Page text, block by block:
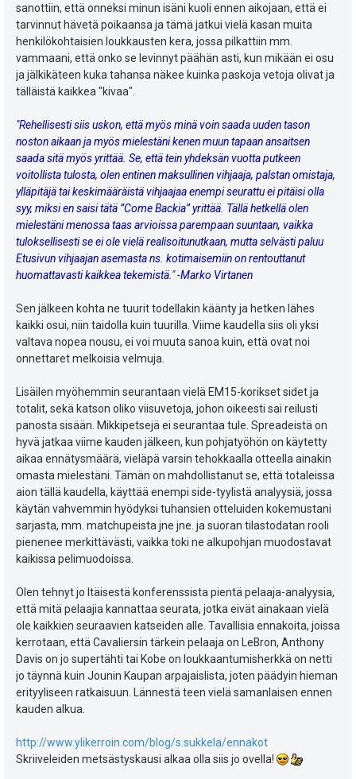
sanottiin, että onneksi minun isäni kuoli ennen aikojaan, että ei
tarvinnut hävetä poikaansa ja tämä jatkui vielä kasan muita
henkilökohtaisien loukkausten kera, jossa pilkattiin mm.
vammaani, että onko se levinnyt päähän asti, kun mikään ei osu
ja jälkikäteen kuka tahansa näkee kuinka paskoja vetoja olivat ja
tälläistä kaikkea "kivaa".
"Rehellisesti siis uskon, että myös minä voin saada uuden tason
noston aikaan ja myös mielestäni kenen muun tapaan ansaitsen
saada sitä myös yrittää. Se, että tein yhdeksän vuotta putkeen
voitollista tulosta, olen entinen maksullinen vihjaaja, palstan omistaja,
ylläpitäjä tai keskimääräistä vihjaajaa enempi seurattu ei pitäisi olla
syy, miksi en saisi tätä ”Come Backia” yrittää. Tällä hetkellä olen
mielestäni menossa taas arvioissa parempaan suuntaan, vaikka
tuloksellisesti se ei ole vielä realisoitunutkaan, mutta selvästi paluu
Etusivun vihjaajan asemasta ns. kotimaisemiin on rentouttanut
huomattavasti kaikkea tekemistä." -Marko Virtanen
Sen jälkeen kohta ne tuurit todellakin käänty ja hetken lähes
kaikki osui, niin taidolla kuin tuurilla. Viime kaudella siis oli yksi
valtava nopea nousu, ei voi muuta sanoa kuin, että ovat noi
onnettaret melkoisia velmuja.
Lisäilen myöhemmin seurantaan vielä EM15-korikset sidet ja
totalit, sekä katson oliko viisuvetoja, johon oikeesti sai reilusti
panosta sisään. Mikkipetsejä ei seurantaa tule. Spreadeistä on
hyvä jatkaa viime kauden jälkeen, kun pohjatyöhön on käytetty
aikaa ennätysmäärä, vieläpä varsin tehokkaalla otteella ainakin
omasta mielestäni. Tämän on mahdollistanut se, että totaleissa
aion tällä kaudella, käyttää enempi side-tyylistä analyysiä, jossa
käytän vahvemmin hyödyksi tuhansien otteluiden kokemustani
sarjasta, mm. matchupeista jne jne. ja suoran tilastodatan rooli
pienenee merkittävästi, vaikka toki ne alkupohjan muodostavat
kaikissa pelimuodoissa.
Olen tehnyt jo Itäisestä konferenssista pientä pelaaja-analyysia,
että mitä pelaajia kannattaa seurata, jotka eivät ainakaan vielä
ole kaikkien seuraavien katseiden alle. Tavallisia ennakoita, joissa
kerrotaan, että Cavaliersin tärkein pelaaja on LeBron, Anthony
Davis on jo supertähti tai Kobe on loukkaantumisherkkä on netti
jo täynnä kuin Jounin Kaupan arpajaislista, joten päädyin hieman
erityyliseen ratkaisuun. Lännestä teen vielä samanlaisen ennen
kauden alkua.
http://www.ylikerroin.com/blog/s.sukkela/ennakot
Skriiveleiden metsästyskausi alkaa olla siis jo ovella!